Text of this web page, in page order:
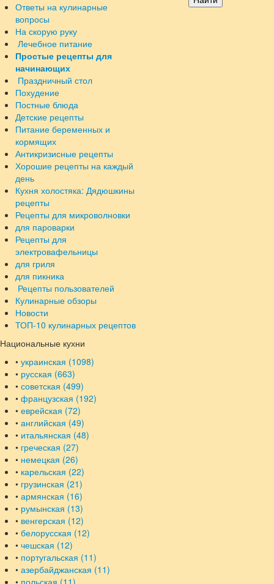
Ответы на кулинарные
вопросы
На скорую руку
Лечебное питание
Простые рецепты для
начинающих
Праздничный стол
Похудение
Постные блюда
Детские рецепты
Питание беременных и
кормящих
Антикризисные рецепты
Хорошие рецепты на каждый
день
Кухня холостяка: Дядюшкины
рецепты
Рецепты для микроволновки
для пароварки
Рецепты для
электровафельницы
для гриля
для пикника
Рецепты пользователей
Кулинарные обзоры
Новости
ТОП-10 кулинарных рецептов
Национальные кухни
• украинская (1098)
• русская (663)
• советская (499)
• французская (192)
• еврейская (72)
• английская (49)
• итальянская (48)
• греческая (27)
• немецкая (26)
• карельская (22)
• грузинская (21)
• армянская (16)
• румынская (13)
• венгерская (12)
• белорусская (12)
• чешская (12)
• португальская (11)
• азербайджанская (11)
• польская (11)